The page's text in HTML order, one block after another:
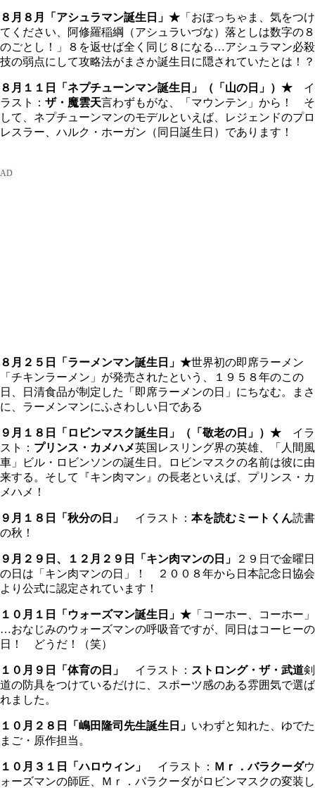
８月８月「アシュラマン誕生日」★ 「おぼっちゃま、気をつけ
てください、阿修羅稲綱（アシュラいづな）落としは数字の８
のごとし！」８を返せば全く同じ８になる…アシュラマン必殺
技の弱点にして攻略法がまさか誕生日に隠されていたとは！？
８月１１日「ネプチューンマン誕生日」（ 「山の日」）★ イ
ラスト： ザ・魔雲天言わずもがな、「マウンテン」から！ そ
して、ネプチューンマンのモデルといえば、レジェンドのプロ
レスラー、ハルク・ホーガン（同日誕生日）であります！
８月２５日「ラーメンマン誕生日」★世界初の即席ラーメン
「チキンラーメン」が発売されたという、１９５８年のこの
日、日清食品が制定した「即席ラーメンの日」にちなむ。まさ
に、ラーメンマンにふさわしい日である
９月１８日「ロビンマスク誕生日」（「 敬老の日」）★ イラ
スト： プリンス・カメハメ英国レスリング界の英雄、「人間風
車」ビル・ロビンソンの誕生日。ロビンマスクの名前は彼に由
来する。そして『キン肉マン』の長老といえば、プリンス・カ
メハメ！
９月１８日「秋分の日」 イラスト： 本を読むミートくん読書
の秋！
９月２９日、１２月２９日「キン肉マンの日」
２９日で金曜日
の日は「キン肉マンの日」！ ２００８年から日本記念日協会
より公式に認定されています！
１０月１日「ウォーズマン誕生日」★ 「コーホー、コーホー」
…おなじみのウォーズマンの呼吸音ですが、同日はコーヒーの
日！ どうだ！（笑）
１０月９日「体育の日」 イラスト： ストロング・ザ・武道剣
道の防具をつけているだけに、スポーツ感のある雰囲気で選ば
れました。
１０月２８日「嶋田隆司先生誕生日」 いわずと知れた、ゆでた
まご・原作担当。
１０月３１日「ハロウィン」 イラスト： Ｍｒ．バラクーダウ
ォーズマンの師匠、Ｍｒ．バラクーダがロビンマスクの変装し